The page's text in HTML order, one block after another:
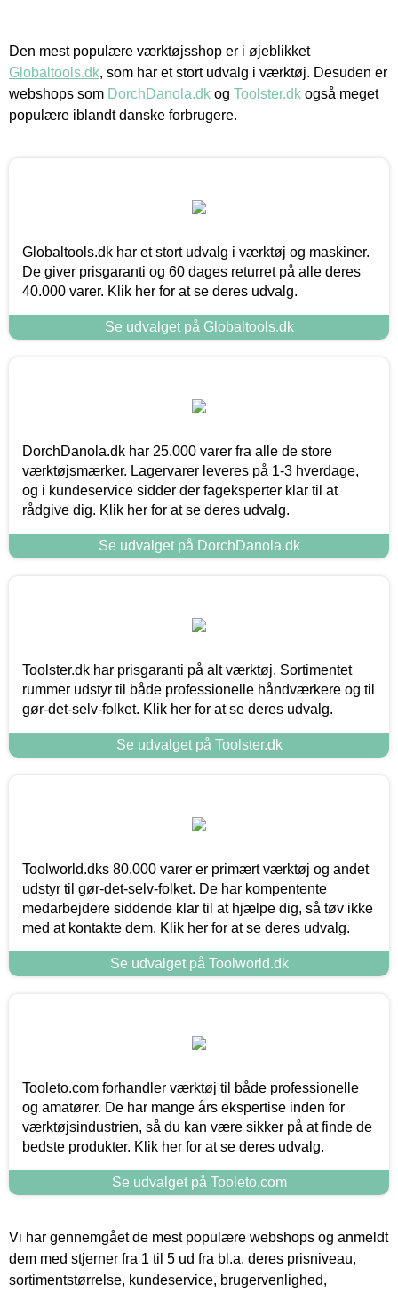
Den mest populære værktøjsshop er i øjeblikket
Globaltools.dk, som har et stort udvalg i værktøj. Desuden er
webshops som DorchDanola.dk og Toolster.dk også meget
populære iblandt danske forbrugere.
Globaltools.dk har et stort udvalg i værktøj og maskiner.
De giver prisgaranti og 60 dages returret på alle deres
40.000 varer. Klik her for at se deres udvalg.
Se udvalget på Globaltools.dk
DorchDanola.dk har 25.000 varer fra alle de store
værktøjsmærker. Lagervarer leveres på 1-3 hverdage,
og i kundeservice sidder der fageksperter klar til at
rådgive dig. Klik her for at se deres udvalg.
Se udvalget på DorchDanola.dk
Toolster.dk har prisgaranti på alt værktøj. Sortimentet
rummer udstyr til både professionelle håndværkere og til
gør-det-selv-folket. Klik her for at se deres udvalg.
Se udvalget på Toolster.dk
Toolworld.dks 80.000 varer er primært værktøj og andet
udstyr til gør-det-selv-folket. De har kompentente
medarbejdere siddende klar til at hjælpe dig, så tøv ikke
med at kontakte dem. Klik her for at se deres udvalg.
Se udvalget på Toolworld.dk
Tooleto.com forhandler værktøj til både professionelle
og amatører. De har mange års ekspertise inden for
værktøjsindustrien, så du kan være sikker på at finde de
bedste produkter. Klik her for at se deres udvalg.
Se udvalget på Tooleto.com
Vi har gennemgået de mest populære webshops og anmeldt
dem med stjerner fra 1 til 5 ud fra bl.a. deres prisniveau,
sortimentstørrelse, kundeservice, brugervenlighed,